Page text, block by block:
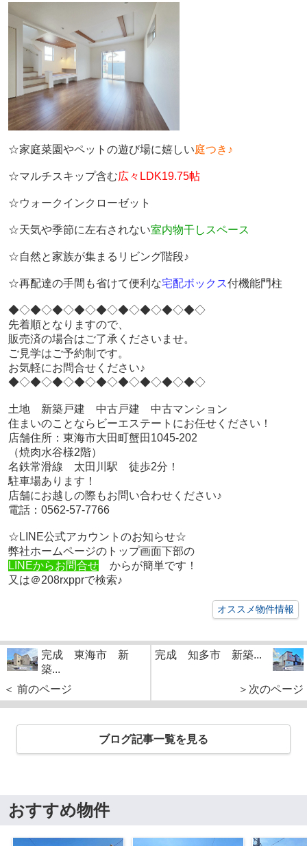
☆家庭菜園やペットの遊び場に嬉しい庭つき♪
☆マルチスキップ含む広々LDK19.75帖
☆ウォークインクローゼット
☆天気や季節に左右されない室内物干しスペース
☆自然と家族が集まるリビング階段♪
☆再配達の手間も省けて便利な宅配ボックス付機能門柱
◆◇◆◇◆◇◆◇◆◇◆◇◆◇◆◇◆◇
先着順となりますので、
販売済の場合はご了承くださいませ。
ご見学はご予約制です。
お気軽にお問合せください♪
◆◇◆◇◆◇◆◇◆◇◆◇◆◇◆◇◆◇
土地 新築戸建 中古戸建 中古マンション
住まいのことならビーエステートにお任せください！
店舗住所：東海市大田町蟹田1045-202
（焼肉水谷様2階）
名鉄常滑線 太田川駅 徒歩2分！
駐車場あります！
店舗にお越しの際もお問い合わせください♪
電話：0562-57-7766
☆LINE公式アカウントのお知らせ☆
弊社ホームページのトップ画面下部の
LINEからお問合せからが簡単です！
又は＠208rxpprで検索♪
オススメ物件情報
完成 東海市 新
築...
＜ 前のページ
完成 知多市 新築...
＞次のページ
ブログ記事一覧を見る
おすすめ物件